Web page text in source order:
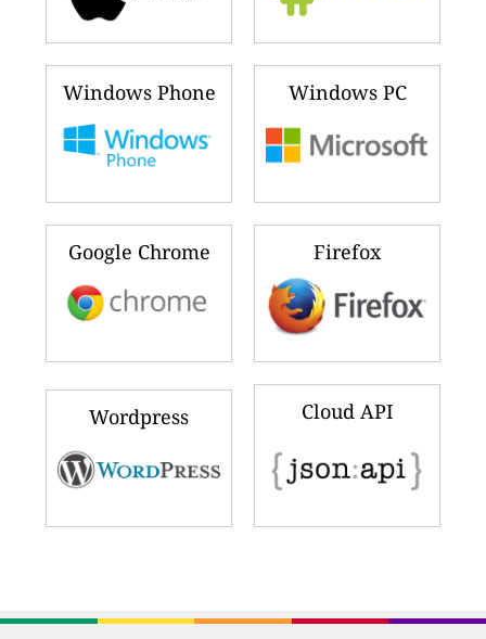
Windows Phone Windows PC
Google Chrome Firefox
Wordpress Cloud API